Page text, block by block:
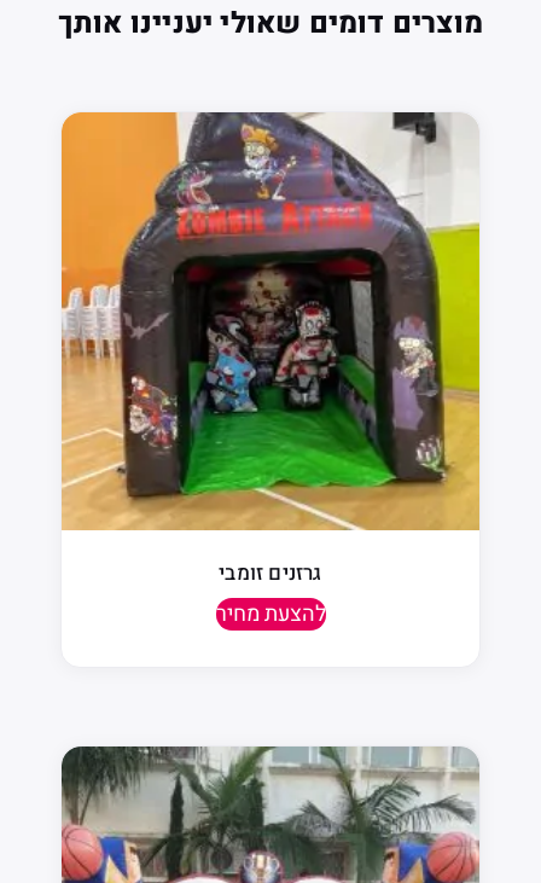
מוצרים דומים שאולי יעניינו אותך
גרזנים זומבי
להצעת מחיר